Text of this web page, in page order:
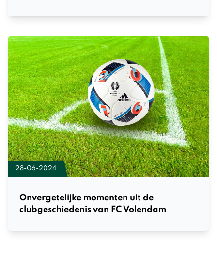
28-06-2024
Onvergetelijke momenten uit de
clubgeschiedenis van FC Volendam